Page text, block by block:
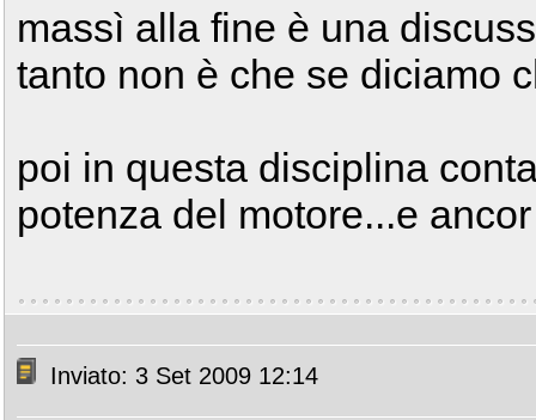
massì alla fine è una
tanto non è che se diciamo
poi in questa disciplina
potenza del motore...e
Inviato: 3 Set 2009 12:14